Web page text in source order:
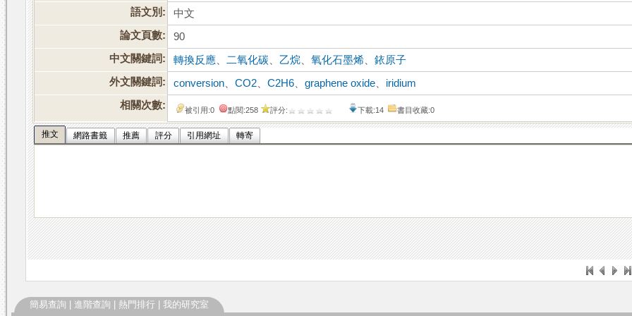
語文別:
中文
論文頁數:
90
中文關鍵詞:
轉換反應 二氧化碳 、乙烷 、氧化石墨烯 、銥原子
外文關鍵詞:
conversion 、CO2 、C2H6 、graphene oxide
iridium
相關次數:
被引用:0 點閱:258 評分: 下載:14 書目收藏:0
推文 網路書籤 推薦 評分 引用網址 轉寄
簡易查詢 進階查詢 熱門排行 我的研究室